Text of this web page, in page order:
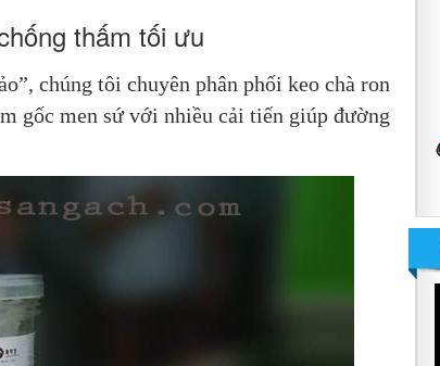
thấm tối ưu
chúng tôi chuyên phân phối keo chà ron
gốc men sứ với nhiều cải tiến giúp đường